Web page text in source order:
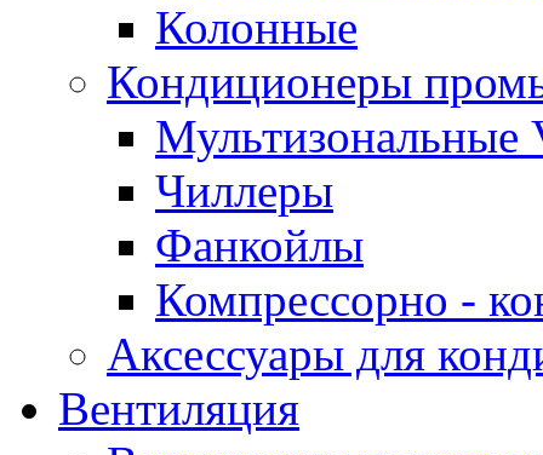
Колонные
Кондиционеры
Мультизональные
Чиллеры
Фанкойлы
Компрессорно -
Аксессуары для
Вентиляция